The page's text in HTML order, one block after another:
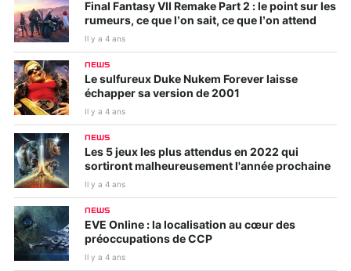
Final Fantasy VII Remake Part 2 : le point sur les
rumeurs, ce que l’on sait, ce que l’on attend
Il y a 4 ans
NEWS
Le sulfureux Duke Nukem Forever laisse
échapper sa version de 2001
Il y a 4 ans
NEWS
Les 5 jeux les plus attendus en 2022 qui
sortiront malheureusement l'année prochaine
Il y a 4 ans
NEWS
EVE Online : la localisation au cœur des
préoccupations de CCP
Il y a 4 ans